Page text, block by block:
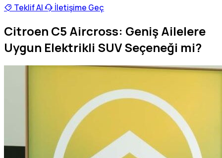
Teklif Al
İletişime Geç
Citroen C5 Aircross: Geniş Ailelere
Uygun Elektrikli SUV Seçeneği mi?